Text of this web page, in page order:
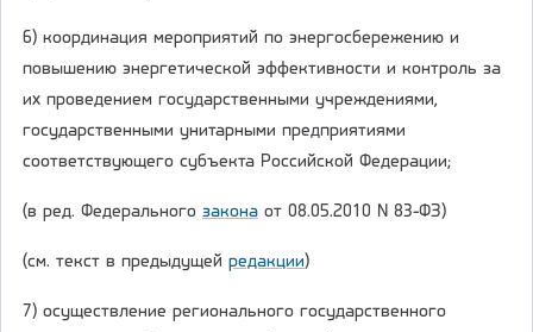
6) координация мероприятий по энергосбережению и
повышению энергетической эффективности и контроль за
их проведением государственными учреждениями,
государственными унитарными предприятиями
соответствующего субъекта Российской Федерации;
(в ред. Федерального закона от 08.05.2010 N 83-ФЗ)
(см. текст в предыдущей редакции)
7) осуществление регионального государственного